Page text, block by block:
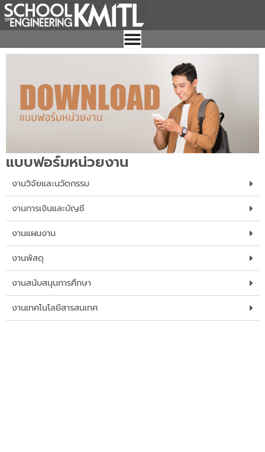
Skip
to
content
แบบฟอร์มหน่วยงาน
งานวิจัยและนวัตกรรม
งานการเงินและบัญชี
งานแผนงาน
งานพัสดุ
งานสนับสนุนการศึกษา
งานเทคโนโลยีสารสนเทศ